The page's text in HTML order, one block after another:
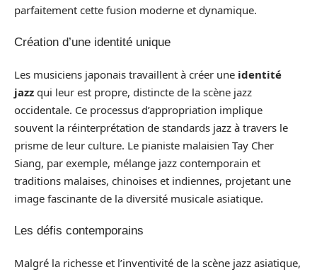
parfaitement cette fusion moderne et dynamique.
Création d’une identité unique
Les musiciens japonais travaillent à créer une identité
jazz qui leur est propre, distincte de la scène jazz
occidentale. Ce processus d’appropriation implique
souvent la réinterprétation de standards jazz à travers le
prisme de leur culture. Le pianiste malaisien Tay Cher
Siang, par exemple, mélange jazz contemporain et
traditions malaises, chinoises et indiennes, projetant une
image fascinante de la diversité musicale asiatique.
Les défis contemporains
Malgré la richesse et l’inventivité de la scène jazz asiatique,